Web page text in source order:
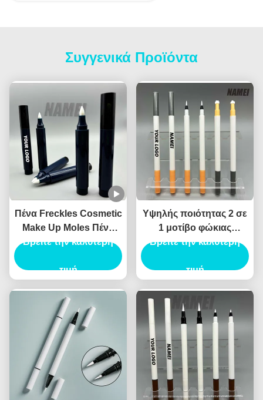
Συγγενικά Προϊόντα
Πένα Freckles Cosmetic
Make Up Moles Πένα
Freckles Custom Logo
Περιέκτη Πένας
Βρείτε την καλύτερη
τιμή
Υψηλής ποιότητας 2 σε
1 μοτίβο φώκιας
Eyeliner υγρό Eyeliner
συσκευασία Canthus
Βρείτε την καλύτερη
τιμή